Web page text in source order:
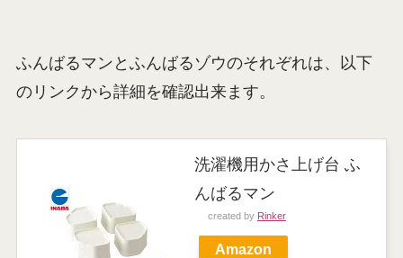
ふんばるマンとふんばるゾウのそれぞれは、以下
のリンクから詳細を確認出来ます。
洗濯機用かさ上げ台 ふ
んばるマン
created by Rinker
Amazon